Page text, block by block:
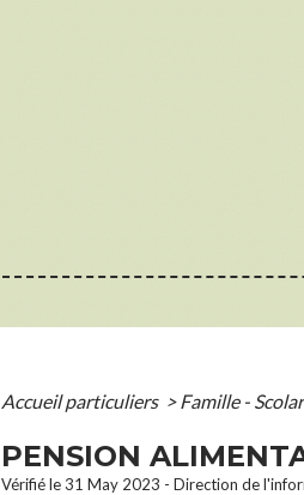
Accueil particuliers > Famille -
PENSION
Vérifié le 31 May 2023 - Direction de